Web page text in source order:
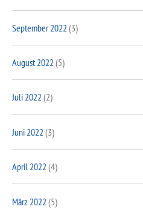
September 2022 (3)
August 2022 (5)
Juli 2022 (2)
Juni 2022 (3)
April 2022 (4)
März 2022 (5)